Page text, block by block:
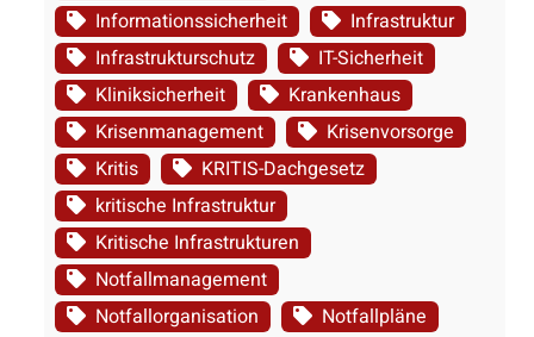
Informationssicherheit
Infrastruktur
Infrastrukturschutz
IT-Sicherheit
Kliniksicherheit
Krankenhaus
Krisenmanagement
Krisenvorsorge
Kritis
KRITIS-Dachgesetz
kritische Infrastruktur
Kritische Infrastrukturen
Notfallmanagement
Notfallorganisation
Notfallpläne